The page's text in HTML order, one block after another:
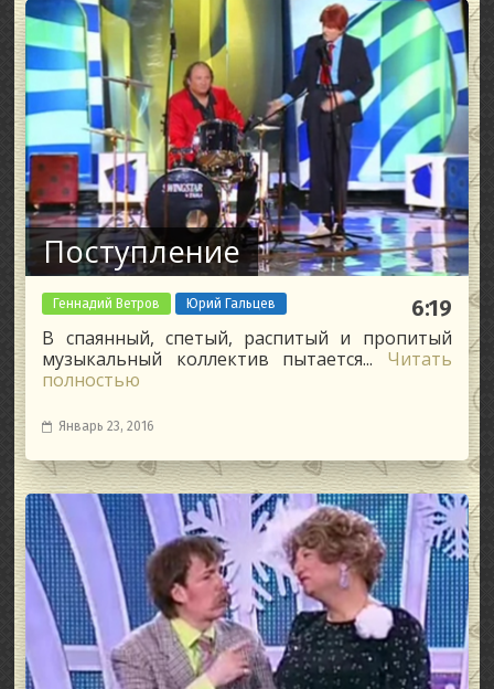
Поступление
Геннадий Ветров Юрий Гальцев 6:19
В спаянный, спетый, распитый и пропитый
музыкальный коллектив пытается... Читать
полностью
Январь 23, 2016